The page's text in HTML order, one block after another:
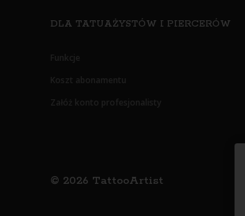
DLA TATUAŻYSTÓW I PIERCERÓW
Funkcje
Koszt abonamentu
Załóż konto profesjonalisty
© 2026 TattooArtist